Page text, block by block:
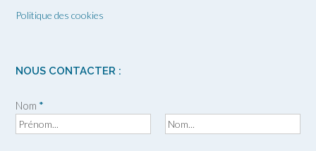
Politique des cookies
NOUS CONTACTER :
Nom *